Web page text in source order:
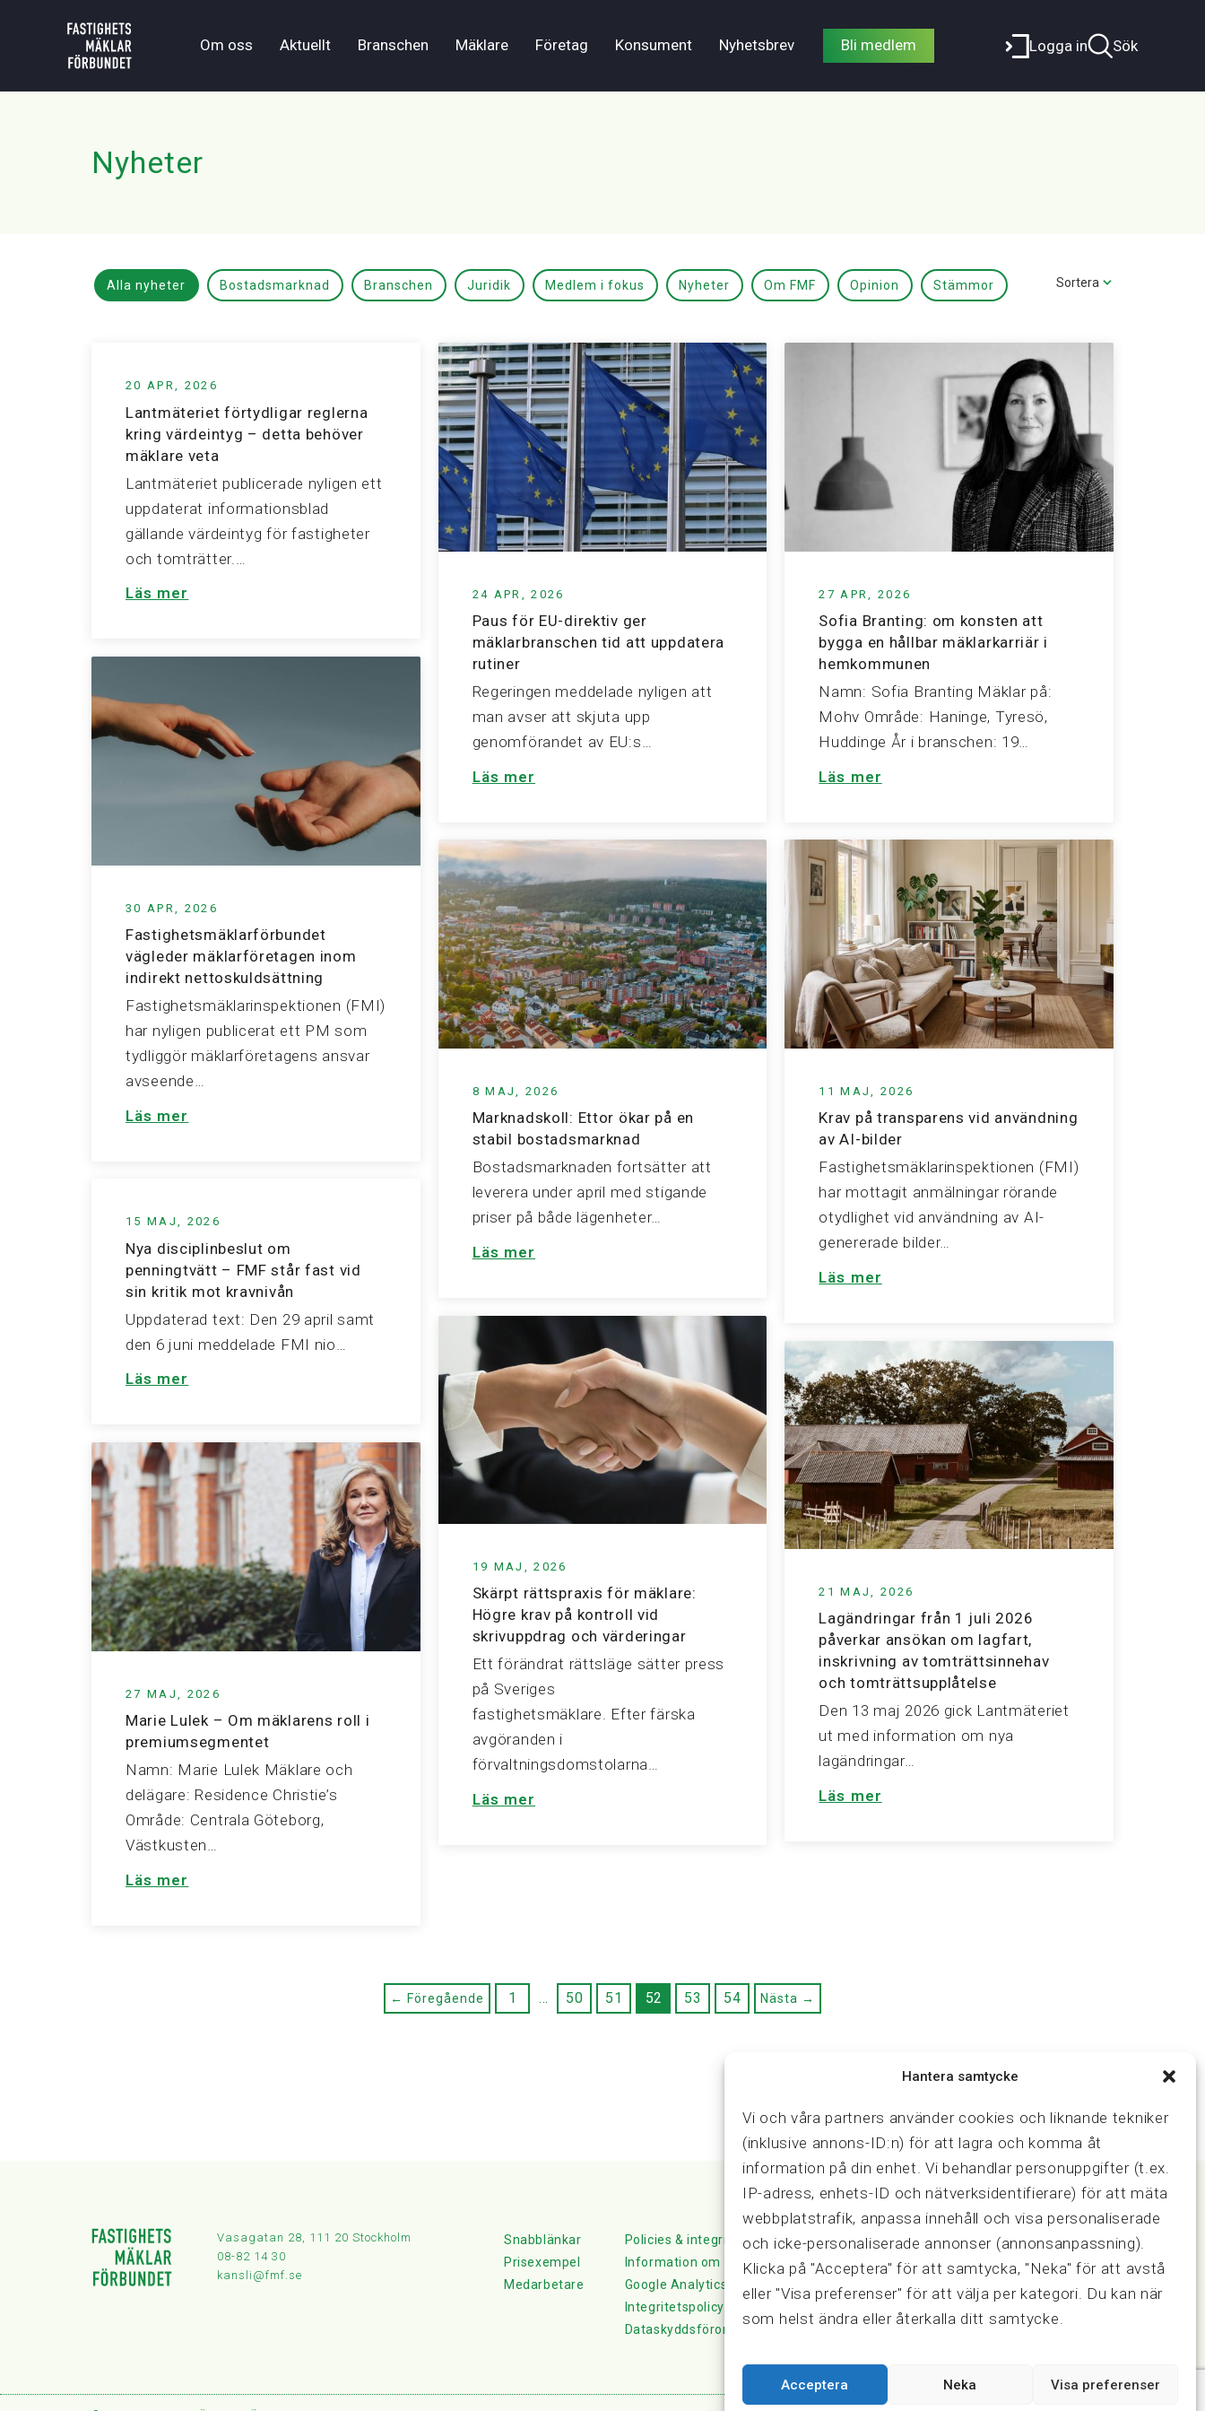
Hantera samtycke
Vi och våra partners använder cookies och liknande tekniker
(inklusive annons-ID:n) för att lagra och komma åt
information på din enhet. Vi behandlar personuppgifter (t.ex.
IP-adress, enhets-ID och nätverksidentifierare) för att mäta
webbplatstrafik, anpassa innehåll och visa personaliserade
och icke-personaliserade annonser (annonsanpassning).
Klicka på "Acceptera" för att samtycka, "Neka" för att avstå
eller "Visa preferenser" för att välja per kategori. Du kan när
som helst ändra eller återkalla ditt samtycke.
Acceptera Neka Visa preferenser
Om oss Aktuellt Branschen Mäklare Företag Konsument Nyhetsbrev Bli medlem Logga in Sök
Nyheter
Alla nyheter Bostadsmarknad Branschen Juridik Medlem i fokus Nyheter Om FMF Opinion Stämmor Sortera
20 APR, 2026
Lantmäteriet förtydligar reglerna
kring värdeintyg – detta behöver
mäklare veta
Lantmäteriet publicerade nyligen ett
uppdaterat informationsblad
gällande värdeintyg för fastigheter
och tomträtter.…
Läs mer
24 APR, 2026
Paus för EU-direktiv ger
mäklarbranschen tid att uppdatera
rutiner
Regeringen meddelade nyligen att
man avser att skjuta upp
genomförandet av EU:s…
Läs mer
27 APR, 2026
Sofia Branting: om konsten att
bygga en hållbar mäklarkarriär i
hemkommunen
Namn: Sofia Branting Mäklar på:
Mohv Område: Haninge, Tyresö,
Huddinge År i branschen: 19…
Läs mer
30 APR, 2026
Fastighetsmäklarförbundet
vägleder mäklarföretagen inom
indirekt nettoskuldsättning
Fastighetsmäklarinspektionen (FMI)
har nyligen publicerat ett PM som
tydliggör mäklarföretagens ansvar
avseende…
Läs mer
8 MAJ, 2026
Marknadskoll: Ettor ökar på en
stabil bostadsmarknad
Bostadsmarknaden fortsätter att
leverera under april med stigande
priser på både lägenheter…
Läs mer
11 MAJ, 2026
Krav på transparens vid användning
av AI-bilder
Fastighetsmäklarinspektionen (FMI)
har mottagit anmälningar rörande
otydlighet vid användning av AI-
genererade bilder…
Läs mer
15 MAJ, 2026
Nya disciplinbeslut om
penningtvätt – FMF står fast vid
sin kritik mot kravnivån
Uppdaterad text: Den 29 april samt
den 6 juni meddelade FMI nio…
Läs mer
19 MAJ, 2026
Skärpt rättspraxis för mäklare:
Högre krav på kontroll vid
skrivuppdrag och värderingar
Ett förändrat rättsläge sätter press
på Sveriges
fastighetsmäklare. Efter färska
avgöranden i
förvaltningsdomstolarna…
Läs mer
21 MAJ, 2026
Lagändringar från 1 juli 2026
påverkar ansökan om lagfart,
inskrivning av tomträttsinnehav
och tomträttsupplåtelse
Den 13 maj 2026 gick Lantmäteriet
ut med information om nya
lagändringar…
Läs mer
27 MAJ, 2026
Marie Lulek – Om mäklarens roll i
premiumsegmentet
Namn: Marie Lulek Mäklare och
delägare: Residence Christie’s
Område: Centrala Göteborg,
Västkusten…
Läs mer
← Föregående 1 … 50 51 52 53 54 Nästa →
Vasagatan 28, 111 20 Stockholm
08-82 14 30
kansli@fmf.se
Snabblänkar
Prisexempel
Medarbetare
Policies & integritet
Information om Cookie-hantering och
Google Analytics
Integritetspolicy
Dataskyddsförordningen
Samarbeten
Press & media
Fastighetsmäklarinspektionen